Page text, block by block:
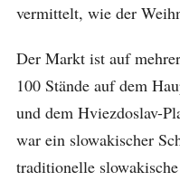
vermittelt, wie der
Der Markt ist auf
100 Stände auf dem
und dem Hviezdoslav-
war ein slowakischer
traditionelle